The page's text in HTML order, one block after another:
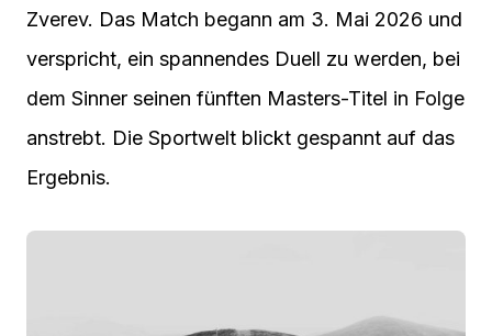
Zverev. Das Match begann am 3. Mai 2026 und
verspricht, ein spannendes Duell zu werden, bei
dem Sinner seinen fünften Masters-Titel in Folge
anstrebt. Die Sportwelt blickt gespannt auf das
Ergebnis.